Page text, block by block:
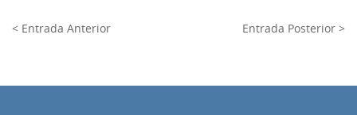
< Entrada Anterior Entrada Posterior >